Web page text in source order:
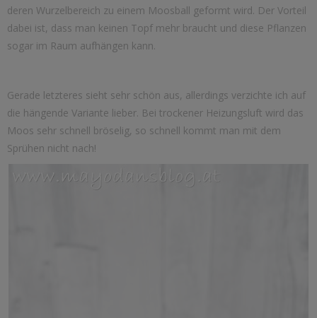
deren Wurzelbereich zu einem Moosball geformt wird. Der Vorteil
dabei ist, dass man keinen Topf mehr braucht und diese Pflanzen
sogar im Raum aufhängen kann.
Gerade letzteres sieht sehr schön aus, allerdings verzichte ich auf
die hängende Variante lieber. Bei trockener Heizungsluft wird das
Moos sehr schnell bröselig, so schnell kommt man mit dem
Sprühen nicht nach!